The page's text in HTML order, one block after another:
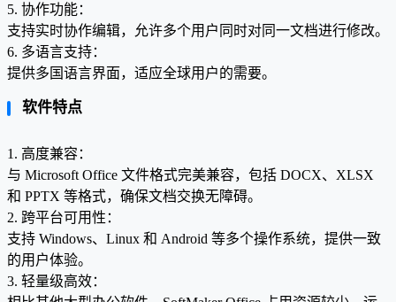
5. 协作功能：
支持实时协作编辑，允许多个用户同时对同一文档进行修改。
6. 多语言支持：
提供多国语言界面，适应全球用户的需要。
软件特点
1. 高度兼容：
与 Microsoft Office 文件格式完美兼容，包括 DOCX、XLSX
和 PPTX 等格式，确保文档交换无障碍。
2. 跨平台可用性：
支持 Windows、Linux 和 Android 等多个操作系统，提供一致
的用户体验。
3. 轻量级高效：